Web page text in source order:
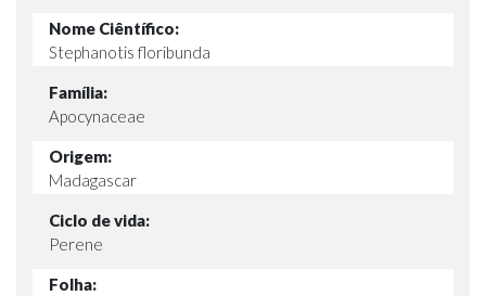
Nome Ciêntífico:
Stephanotis floribunda
Família:
Apocynaceae
Origem:
Madagascar
Ciclo de vida:
Perene
Folha: